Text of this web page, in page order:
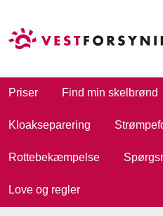
Priser Find min skelbrønd
Kloakseparering
Rottebekæmpelse
Love og regler